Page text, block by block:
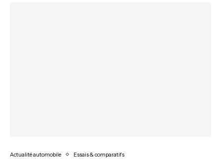
Actualité automobile Essais & comparatifs